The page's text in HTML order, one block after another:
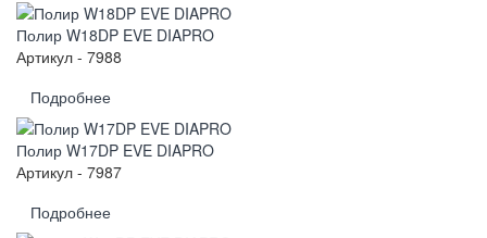
Полир W18DP EVE DIAPRO
Артикул - 7988
Подробнее
Полир W17DP EVE DIAPRO
Артикул - 7987
Подробнее